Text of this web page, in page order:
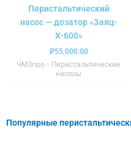
Перистальтический
насос — дозатор «Заяц-
Х-600»
₽55,000.00
ЧМЗпро - Перистальтические
насосы
Популярные